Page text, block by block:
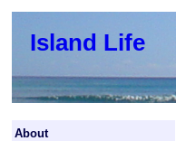
Island Life
About